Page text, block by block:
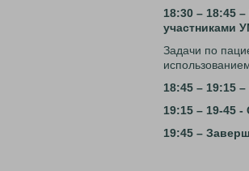
18:30 – 18:45
участниками
Задачи по
18:45 – 19:15
19:15 – 19-45
19:45 –